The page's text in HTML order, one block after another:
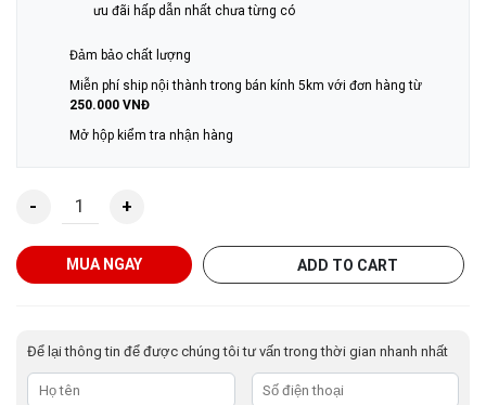
ưu đãi hấp dẫn nhất chưa từng có
Đảm bảo chất lượng
Miễn phí ship nội thành trong bán kính 5km với đơn hàng từ
250.000 VNĐ
Mở hộp kiểm tra nhận hàng
Rau Củ Quả Sấy 200g quantity
ADD TO CART
MUA NGAY
Để lại thông tin để được chúng tôi tư vấn trong thời gian nhanh nhất